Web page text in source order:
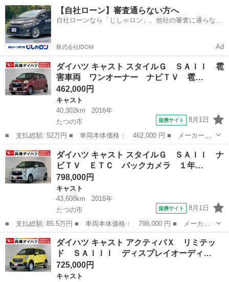
Ｂｌｕｅｔｏｏｔ
ｈ ＬＥＤヘッドラ
イト アイドリング
ストップ プッシュ
スタート 横滑り防
止装置 １５インチ
純正アルミホイール
（検9.5）
ングストップ プッ
シュスタート 横滑
り防止装置 オート
コン ドアバイザ
アルミホイール
（検9.4）
ー ＵＳＢ接続 Ｂ
ｌｕｅｔｏｏｔｈ
オートハイビーム
ン ドアバイザー
電動格納ミラー
（車検整備付）
【自社ローン】審査通らない方へ
自社ローンなら「じしゃロン」。他社の審査に通らなか
株式会社IDOM Ad
ダイハツ キャスト スタイルＧ ＳＡＩＩ 雹
害車両 ワンオーナー ナビＴＶ 雹…
462,000円
キャスト
40,302km
2016年
たつの市
提携サイト 8月1日
■ 支払総額: 52万円 ■ 車両本体価格： 462,000 円 ■ メーカー
名： ダイハツ ■ 車種名： キャスト ■ グレード名： スタイル
Ｇ ＳＡＩＩ 雹害車両 ワンオーナー ナビＴＶ 雹害車両 １年
保証 ワンオーナ...
兵庫 たつの市 キャスト
ダイハツ キャスト スタイルＧ ＳＡＩＩ ナ
ビＴＶ ＥＴＣ バックカメラ １年…
798,000円
キャスト
43,608km
2016年
たつの市
提携サイト 8月1日
■ 支払総額: 85.5万円 ■ 車両本体価格： 798,000 円 ■ メーカー
名： ダイハツ ■ 車種名： キャスト ■ グレード名： スタイル
Ｇ ＳＡＩＩ ナビＴＶ ＥＴＣ バックカメラ １年保証 ナビＴ
Ｖ ＥＴＣ ...
兵庫 たつの市 キャスト
ダイハツ キャスト アクティバＸ リミテッ
ド ＳＡＩＩＩ ディスプレイオーディ…
725,000円
キャスト